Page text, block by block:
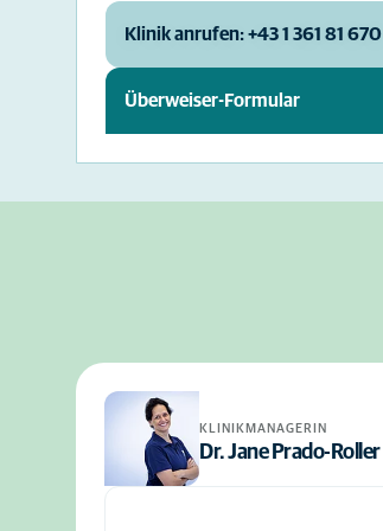
Klinik anrufen: +43 1 361 81 670
Überweiser-Formular
KLINIKMANAGERIN
Dr. Jane Prado-Roller